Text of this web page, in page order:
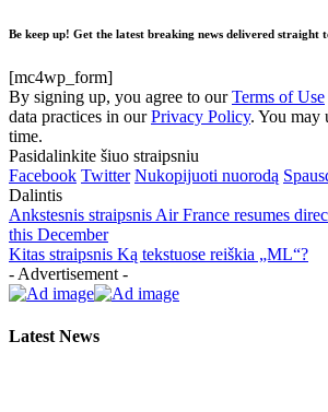
Be keep up! Get the latest breaking news delivered straight
[mc4wp_form]
By signing up, you agree to ourTerms of Use
data practices in ourPrivacy Policy. You may
time.
Pasidalinkite šiuo straipsniu
Facebook Twitter Nukopijuoti nuorodą
Dalintis
Ankstesnis straipsnis Air France resumes
this December
Kitas straipsnis Ką tekstuose reiškia „ML“?
- Advertisement -
Latest News